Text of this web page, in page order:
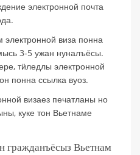
электронной почта
электронной виза понна
3-5 ужан нуналъёсы.
тӥледлы электронной
понна ссылка вуоз.
визаез печатланы но
куке тон Вьетнаме
гражданъёсыз Вьетнам